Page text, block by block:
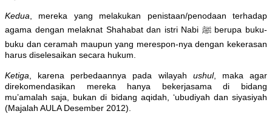
Kedua, mereka yang melakukan penistaan/penodaan terhadap
agama dengan melaknat Shahabat dan istri Nabi ﷺ berupa buku-
buku dan ceramah maupun yang merespon-nya dengan kekerasan
harus diselesaikan secara hukum.
Ketiga, karena perbedaannya pada wilayah ushul, maka agar
direkomendasikan mereka hanya bekerjasama di bidang
mu’amalah saja, bukan di bidang aqidah, ‘ubudiyah dan siyasiyah
(Majalah AULA Desember 2012).